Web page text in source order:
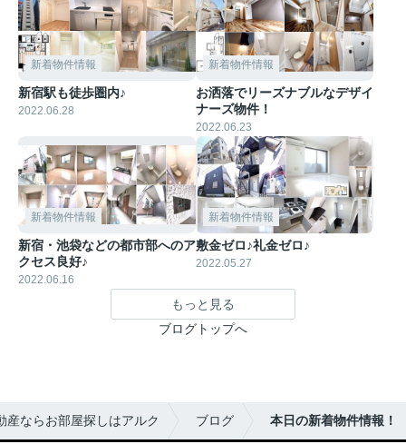
新着物件情報
新宿駅も徒歩圏内♪
2022.06.28
新着物件情報
お洒落でリーズナブルなデザイ
ナーズ物件！
2022.06.23
新着物件情報
新宿・池袋などの都市部へのア
クセス良好♪
2022.06.16
新着物件情報
敷金ゼロ♪礼金ゼロ♪
2022.05.27
もっと見る
ブログトップへ
産ならお部屋探しはアルク ブログ 本日の新着物件情報！